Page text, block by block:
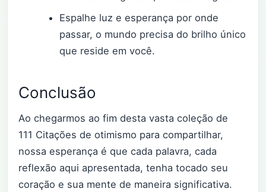
Espalhe luz e esperança por onde
passar, o mundo precisa do brilho único
que reside em você.
Conclusão
Ao chegarmos ao fim desta vasta coleção de
111 Citações de otimismo para compartilhar,
nossa esperança é que cada palavra, cada
reflexão aqui apresentada, tenha tocado seu
coração e sua mente de maneira significativa.